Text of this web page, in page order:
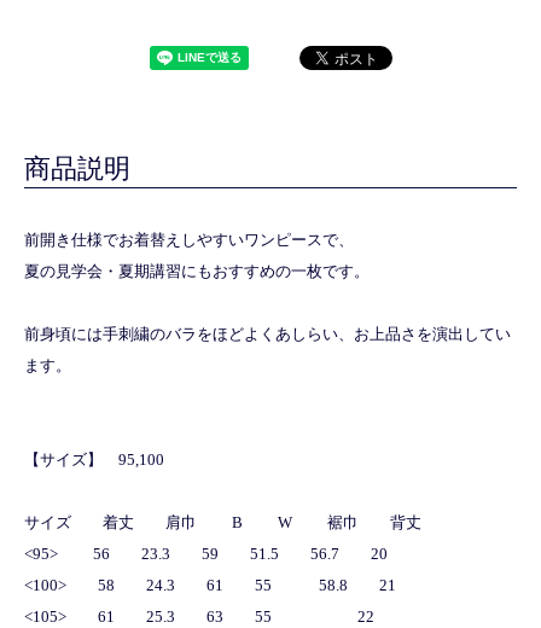
商品説明
前開き仕様でお着替えしやすいワンピースで、
夏の見学会・夏期講習にもおすすめの一枚です。
前身頃には手刺繍のバラをほどよくあしらい、お上品さを演出してい
ます。
【サイズ】 95,100
サイズ 着丈 肩巾 B W 裾巾 背丈
<95> 56 23.3 59 51.5 56.7 20
<100> 58 24.3 61 55 58.8 21
<105> 61 25.3 63 55 22